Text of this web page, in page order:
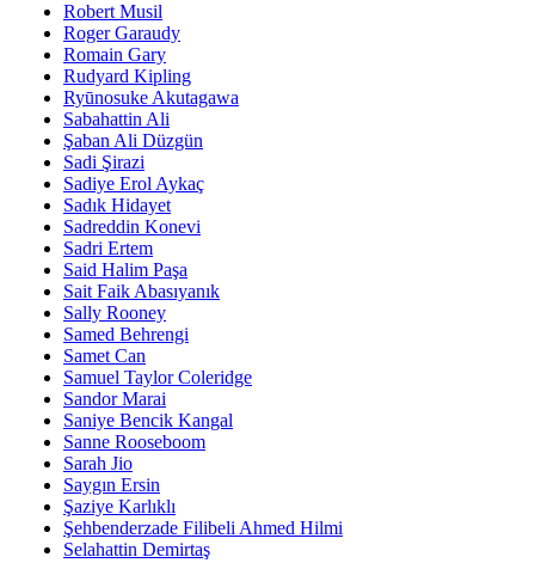
Robert Musil
Roger Garaudy
Romain Gary
Rudyard Kipling
Ryūnosuke Akutagawa
Sabahattin Ali
Şaban Ali Düzgün
Sadi Şirazi
Sadiye Erol Aykaç
Sadık Hidayet
Sadreddin Konevi
Sadri Ertem
Said Halim Paşa
Sait Faik Abasıyanık
Sally Rooney
Samed Behrengi
Samet Can
Samuel Taylor Coleridge
Sandor Marai
Saniye Bencik Kangal
Sanne Rooseboom
Sarah Jio
Saygın Ersin
Şaziye Karlıklı
Şehbenderzade Filibeli Ahmed Hilmi
Selahattin Demirtaş